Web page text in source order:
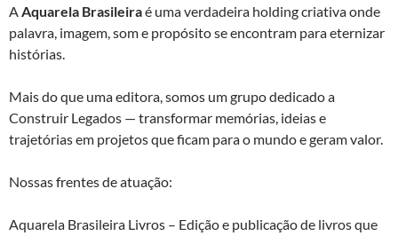
AAquarela Brasileiraé uma verdadeira holding criativa onde
palavra, imagem, som e propósito se encontram para eternizar
histórias.
Mais do que uma editora, somos um grupo dedicado a
Construir Legados — transformar memórias, ideias e
trajetórias em projetos que ficam para o mundo e geram valor.
Nossas frentes de atuação:
Aquarela Brasileira Livros – Edição e publicação de livros que